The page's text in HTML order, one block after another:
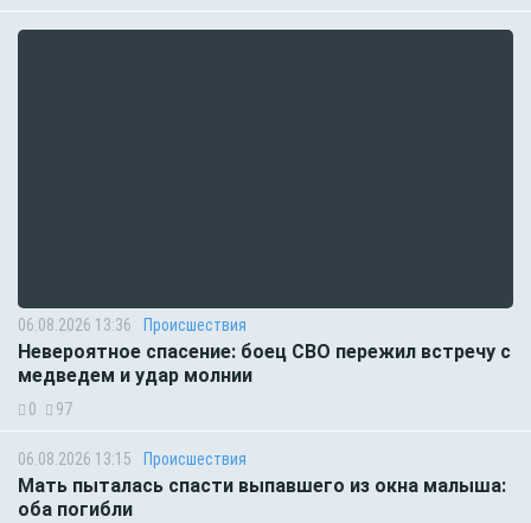
06.08.2026 13:36 Происшествия
Невероятное спасение: боец СВО пережил встречу с
медведем и удар молнии
0 97
06.08.2026 13:15 Происшествия
Мать пыталась спасти выпавшего из окна малыша:
оба погибли